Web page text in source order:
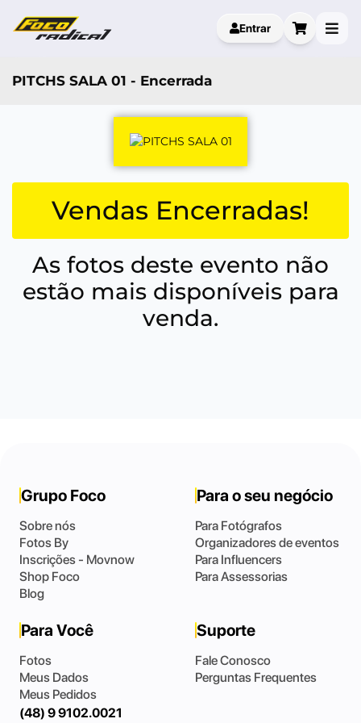
Entrar
PITCHS SALA 01 - Encerrada
Vendas Encerradas!
As fotos deste evento não
estão mais disponíveis para
venda.
Grupo Foco
Sobre nós
Fotos By
Inscrições - Movnow
Shop Foco
Blog
Para o seu negócio
Para Fotógrafos
Organizadores de eventos
Para Influencers
Para Assessorias
Para Você
Fotos
Meus Dados
Meus Pedidos
Suporte
Fale Conosco
Perguntas Frequentes
(48) 9 9102.0021